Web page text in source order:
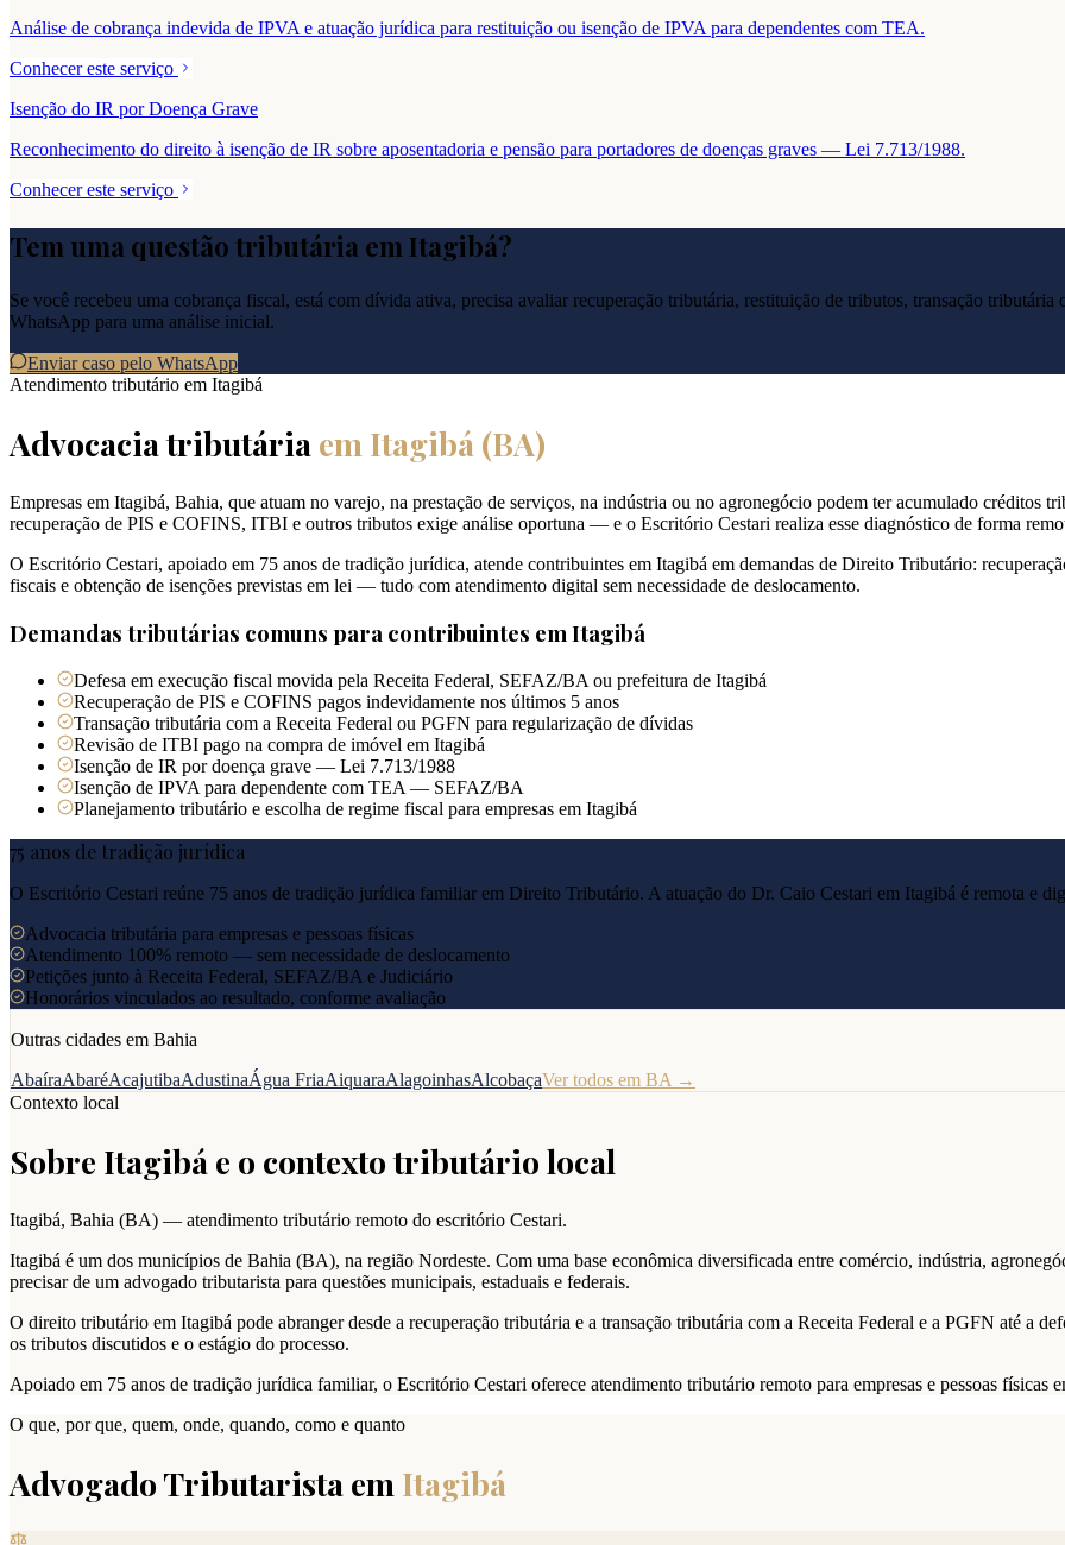
Análise de cobrança indevida de IPVA e atuação jurídica para restituição ou isenção de IPVA para dependentes com TEA.
Conhecer este serviço
Isenção do IR por Doença Grave
Reconhecimento do direito à isenção de IR sobre aposentadoria e pensão para portadores de doenças graves — Lei 7.713/1988.
Conhecer este serviço
Tem uma questão tributária em Itagibá?
Se você recebeu uma cobrança fiscal, está com dívida ativa, precisa avaliar recuperação tributária, restituição de tributos, transação tributária
WhatsApp para uma análise inicial.
Enviar caso pelo WhatsApp
Atendimento tributário em Itagibá
Advocacia tributáriaemItagibá(BA)
Empresas em Itagibá, Bahia, que atuam no varejo, na prestação de serviços, na indústria ou no agronegócio podem ter acumulado créditos
recuperação de PIS e COFINS, ITBI e outros tributos exige análise oportuna — e o Escritório Cestari realiza esse diagnóstico de forma
O Escritório Cestari, apoiado em 75 anos de tradição jurídica, atende contribuintes em Itagibá em demandas de Direito Tributário:
fiscais e obtenção de isenções previstas em lei — tudo com atendimento digital sem necessidade de deslocamento.
Demandas tributárias comuns para contribuintes emItagibá
Defesa em execução fiscal movida pela Receita Federal, SEFAZ/BA ou prefeitura de Itagibá
Recuperação de PIS e COFINS pagos indevidamente nos últimos 5 anos
Transação tributária com a Receita Federal ou PGFN para regularização de dívidas
Revisão de ITBI pago na compra de imóvel em Itagibá
Isenção de IR por doença grave — Lei 7.713/1988
Isenção de IPVA para dependente com TEA — SEFAZ/BA
Planejamento tributário e escolha de regime fiscal para empresas em Itagibá
75 anos de tradição jurídica
O Escritório Cestari reúne 75 anos de tradição jurídica familiar em Direito Tributário. A atuação do Dr. Caio Cestari em Itagibá é remota e
Advocacia tributária para empresas e pessoas físicas
Atendimento 100% remoto — sem necessidade de deslocamento
Petições junto à Receita Federal, SEFAZ/BA e Judiciário
Honorários vinculados ao resultado, conforme avaliação
Outras cidades em Bahia
AbaíraAbaréAcajutibaAdustinaÁgua FriaAiquaraAlagoinhasAlcobaçaVer todos em BA →
Contexto local
Sobre Itagibáe o contexto tributário local
Itagibá, Bahia (BA) — atendimento tributário remoto do escritório Cestari.
Itagibá é um dos municípios de Bahia (BA), na região Nordeste. Com uma base econômica diversificada entre comércio, indústria,
precisar de um advogado tributarista para questões municipais, estaduais e federais.
O direito tributário em Itagibá pode abranger desde a recuperação tributária e a transação tributária com a Receita Federal e a PGFN até a
os tributos discutidos e o estágio do processo.
Apoiado em 75 anos de tradição jurídica familiar, o Escritório Cestari oferece atendimento tributário remoto para empresas e pessoas
O que, por que, quem, onde, quando, como e quanto
Advogado Tributarista em Itagibá